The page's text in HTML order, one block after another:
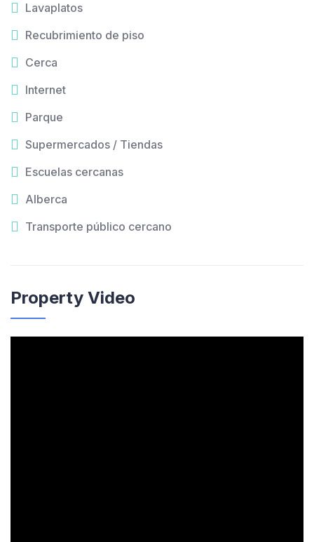
Lavaplatos
Recubrimiento de piso
Cerca
Internet
Parque
Supermercados / Tiendas
Escuelas cercanas
Alberca
Transporte público cercano
Property Video